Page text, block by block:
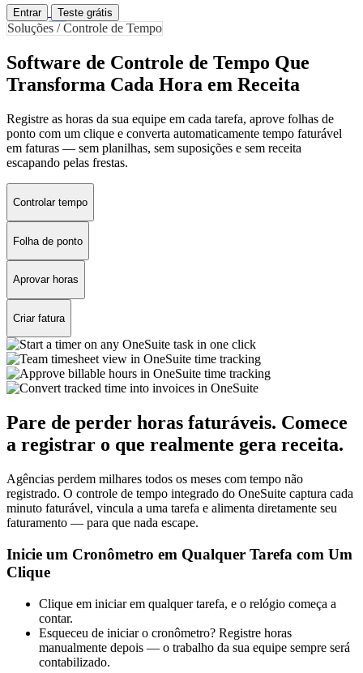
Entrar Teste grátis
Soluções / Controle de Tempo
Software de Controle de Tempo Que
Transforma Cada Hora em Receita
Registre as horas da sua equipe em cada tarefa, aprove folhas de
ponto com um clique e converta automaticamente tempo faturável
em faturas — sem planilhas, sem suposições e sem receita
escapando pelas frestas.
Controlar tempo
Folha de ponto
Aprovar horas
Criar fatura
Pare de perder horas faturáveis. Comece
a registrar o que realmente gera receita.
Agências perdem milhares todos os meses com tempo não
registrado. O controle de tempo integrado do OneSuite captura cada
minuto faturável, vincula a uma tarefa e alimenta diretamente seu
faturamento — para que nada escape.
Inicie um Cronômetro em Qualquer Tarefa com Um
Clique
Clique em iniciar em qualquer tarefa, e o relógio começa a
contar.
Esqueceu de iniciar o cronômetro? Registre horas
manualmente depois — o trabalho da sua equipe sempre será
contabilizado.